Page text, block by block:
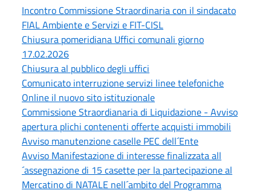
Incontro Commissione Straordinaria con il sindacato
FIAL Ambiente e Servizi e FIT-CISL
Chiusura pomeridiana Uffici comunali giorno
17.02.2026
Chiusura al pubblico degli uffici
Comunicato interruzione servizi linee telefoniche
Online il nuovo sito istituzionale
Commissione Straordianaria di Liquidazione - Avviso
apertura plichi contenenti offerte acquisti immobili
Avviso manutenzione caselle PEC dell´Ente
Avviso Manifestazione di interesse finalizzata all
´assegnazione di 15 casette per la partecipazione al
Mercatino di NATALE nell´ambito del Programma